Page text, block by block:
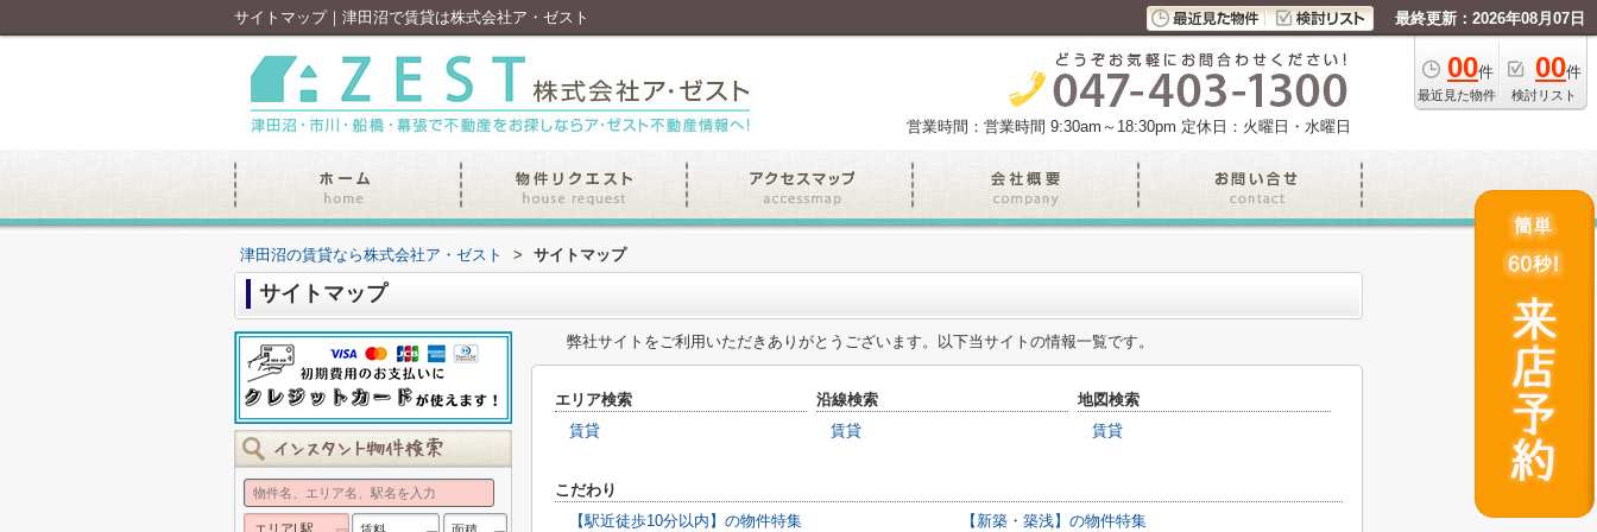
サイトマップ｜津田沼で賃貸は株式会社ア・ゼスト 最終更新：2026年08月07日
00件
最近見た物件
00件
検討リスト
営業時間：営業時間 9:30am～18:30pm 定休日：火曜日・水曜日
津田沼の賃貸なら株式会社ア・ゼスト > サイトマップ
サイトマップ
弊社サイトをご利用いただきありがとうございます。以下当サイトの情報一覧です。
エリア検索
賃貸
沿線検索
賃貸
地図検索
賃貸
こだわり
【駅近徒歩10分以内】の物件特集
【新築・築浅】の物件特集
エリア| 駅